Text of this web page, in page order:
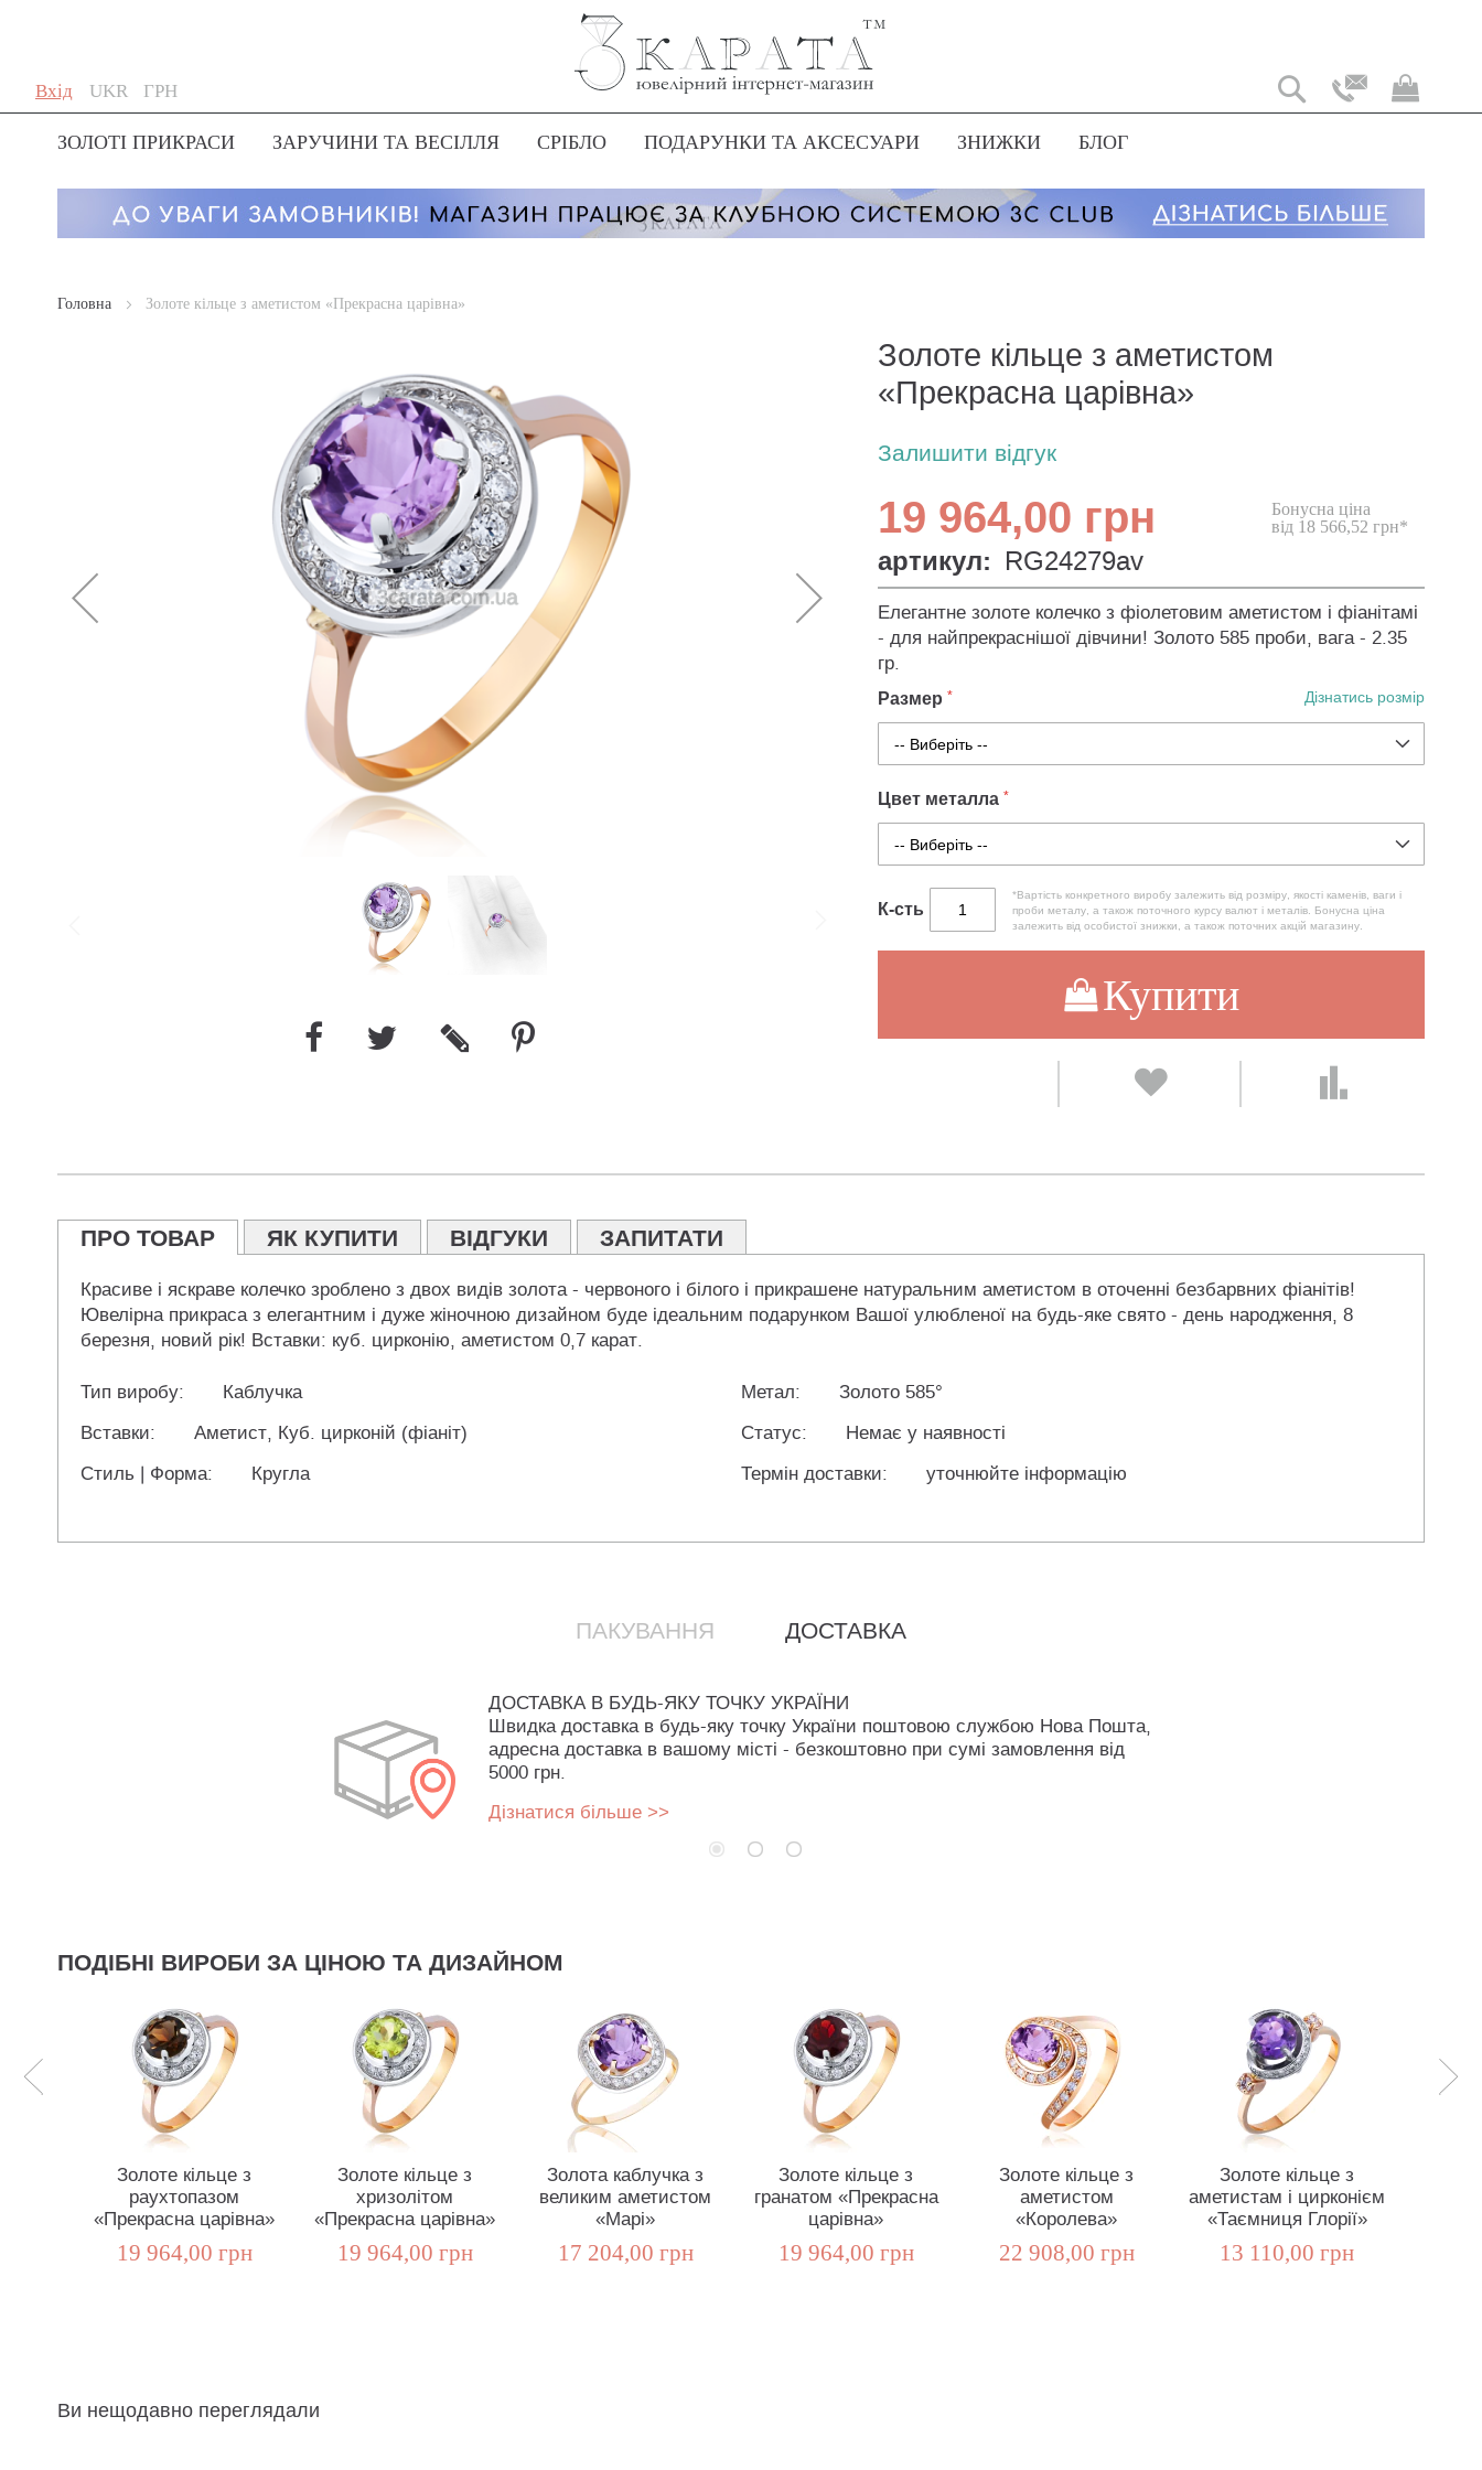
Вхід
Skip
to
Content
Мова
UKR
Мій
Валюта
ГРН
ЗОЛОТІ ПРИКРАСИ ЗАРУЧИНИ ТА ВЕСІЛЛЯ СРІБЛО ПОДАРУНКИ ТА АКСЕСУАРИ ЗНИЖКИ БЛОГ
Головна Золоте кільце з аметистом «Прекрасна царівна»
Золоте кільце з аметистом
«Прекрасна царівна»
Залишити відгук
19 964,00 грн
Бонусна ціна
від 18 566,52 грн*
артикул: RG24279av
Елегантне золоте колечко з фіолетовим аметистом і фіанітамі
- для найпрекраснішої дівчини! Золото 585 проби, вага - 2.35
гр.
Размер Дізнатись розмір
Цвет металла
К-сть
*Вартість конкретного виробу залежить від розміру, якості каменів, ваги і
проби металу, а також поточного курсу валют і металів. Бонусна ціна
залежить від особистої знижки, а також поточних акцій магазину.
Купити
ПРО ТОВАР ЯК КУПИТИ ВІДГУКИ ЗАПИТАТИ
Красиве і яскраве колечко зроблено з двох видів золота - червоного і білого і прикрашене натуральним аметистом в оточенні безбарвних фіанітів!
Ювелірна прикраса з елегантним і дуже жіночною дизайном буде ідеальним подарунком Вашої улюбленої на будь-яке свято - день народження, 8
березня, новий рік! Вставки: куб. цирконію, аметистом 0,7 карат.
Тип виробу: Каблучка Метал:
Золото 585°
Вставки:
Аметист, Куб. цирконій (фіаніт) Статус:
Немає у наявності
Стиль | Форма:
Кругла Термін доставки: уточнюйте інформацію
ПАКУВАННЯ ДОСТАВКА
ДОСТАВКА В БУДЬ-ЯКУ ТОЧКУ УКРАЇНИ
Швидка доставка в будь-яку точку України поштовою службою Нова Пошта,
адресна доставка в вашому місті - безкоштовно при сумі замовлення від
5000 грн.
Дізнатися більше >>
ПОДІБНІ ВИРОБИ ЗА ЦІНОЮ ТА ДИЗАЙНОМ
Золоте кільце з
раухтопазом
«Прекрасна царівна»
19 964,00 грн
Золоте кільце з
хризолітом
«Прекрасна царівна»
19 964,00 грн
Золота каблучка з
великим аметистом
«Марі»
17 204,00 грн
Золоте кільце з
гранатом «Прекрасна
царівна»
19 964,00 грн
Золоте кільце з
аметистом
«Королева»
22 908,00 грн
Золоте кільце з
аметистам і цирконієм
«Таємниця Глорії»
13 110,00 грн
Ви нещодавно переглядали